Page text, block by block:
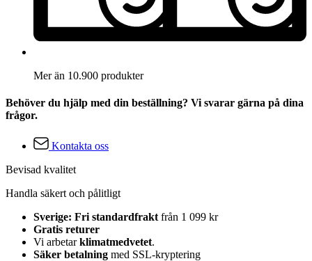
Mer än 10.900 produkter
Behöver du hjälp med din beställning? Vi svarar gärna på dina
frågor.
Kontakta oss
Bevisad kvalitet
Handla säkert och pålitligt
Sverige: Fri standardfrakt från 1 099 kr
Gratis returer
Vi arbetarklimatmedvetet.
Säker betalning med SSL-kryptering